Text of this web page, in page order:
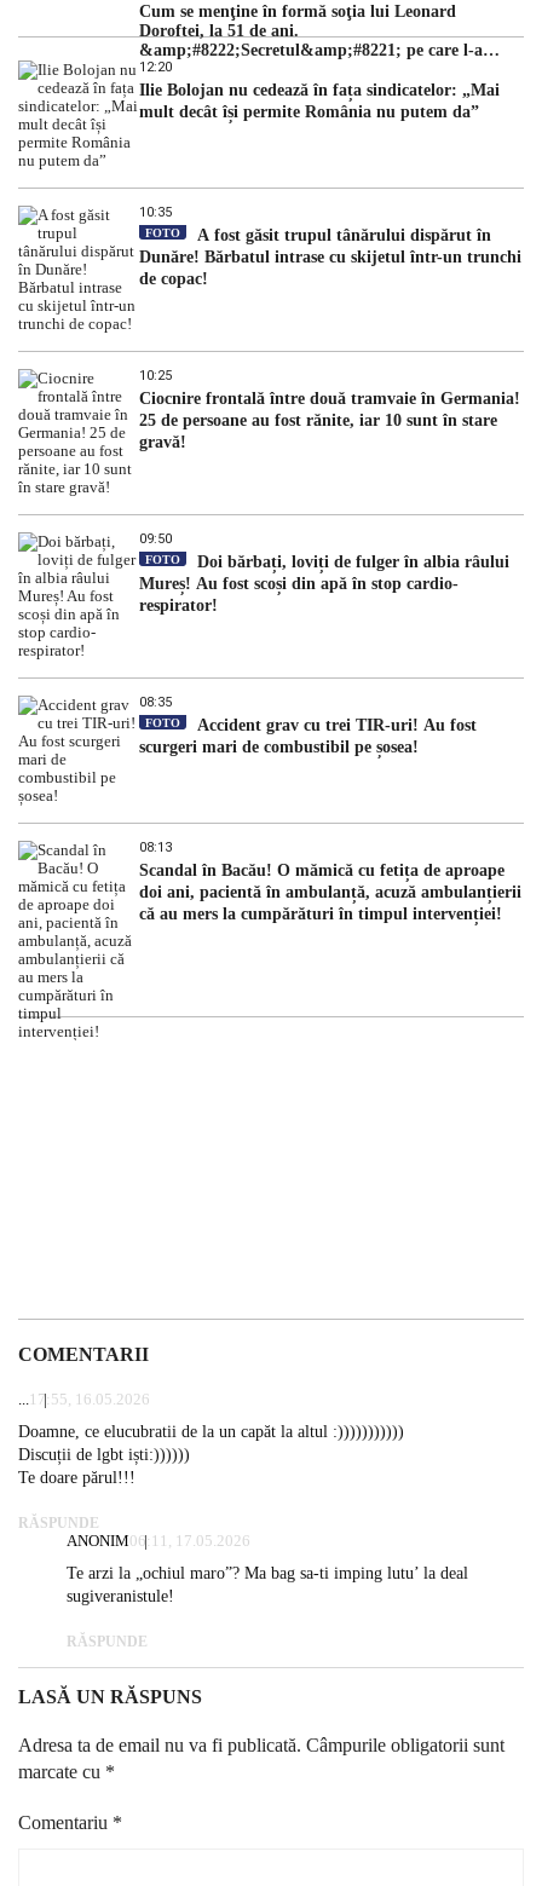
Cum se menţine în formă soţia lui Leonard
Doroftei, la 51 de ani.
&amp;#8222;Secretul&amp;#8221; pe care l-a
dezvăluit
12:20
Ilie Bolojan nu cedează în fața sindicatelor: „Mai
mult decât își permite România nu putem da”
10:35
FOTO
A fost găsit trupul tânărului dispărut în
Dunăre! Bărbatul intrase cu skijetul într-un trunchi
de copac!
10:25
Ciocnire frontală între două tramvaie în Germania!
25 de persoane au fost rănite, iar 10 sunt în stare
gravă!
09:50
FOTO
Doi bărbați, loviți de fulger în albia râului
Mureș! Au fost scoși din apă în stop cardio-
respirator!
08:35
FOTO
Accident grav cu trei TIR-uri! Au fost
scurgeri mari de combustibil pe șosea!
08:13
Scandal în Bacău! O mămică cu fetița de aproape
doi ani, pacientă în ambulanță, acuză ambulanțierii
că au mers la cumpărături în timpul intervenției!
COMENTARII
17:55, 16.05.2026
Doamne, ce elucubratii de la un capăt la altul :)))))))))))
Discuții de lgbt iști:))))))
Te doare părul!!!
RĂSPUNDE
ANONIM06:11, 17.05.2026
Te arzi la „ochiul maro”? Ma bag sa-ti imping lutu’ la deal
sugiveranistule!
RĂSPUNDE
LASĂ UN RĂSPUNS
Adresa ta de email nu va fi publicată. Câmpurile obligatorii sunt
marcate cu *
Comentariu *